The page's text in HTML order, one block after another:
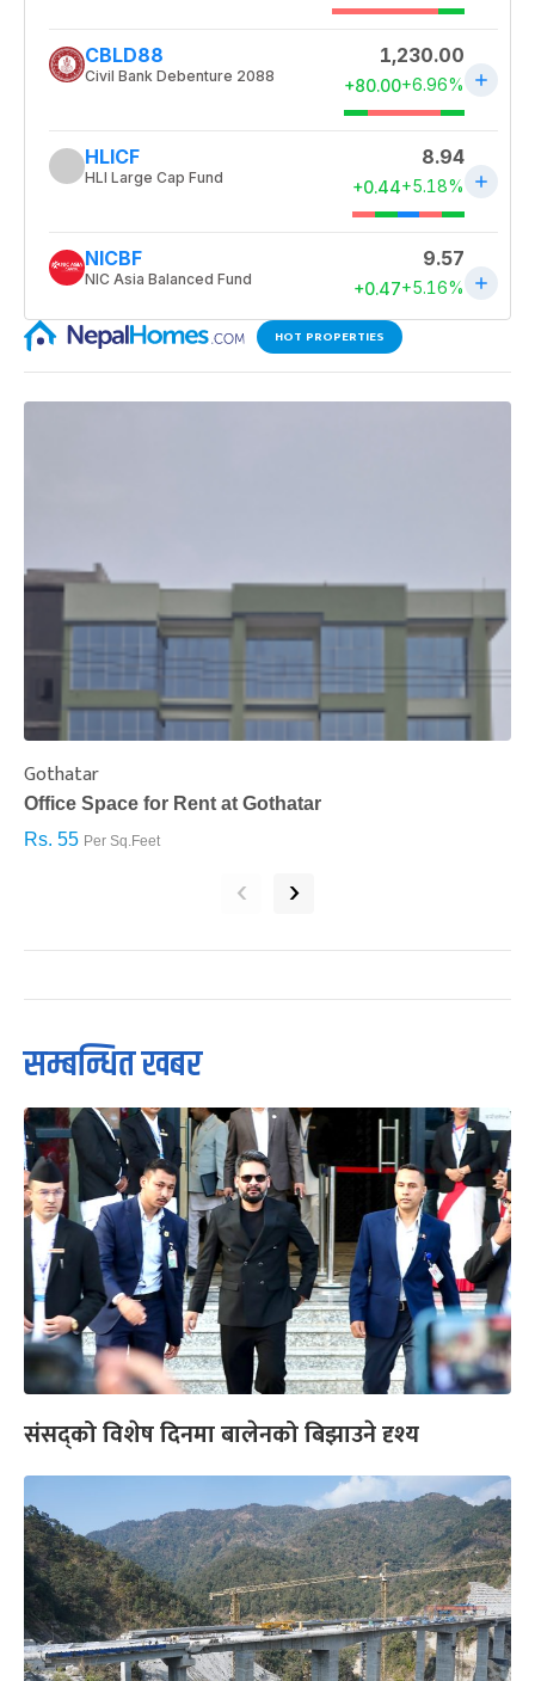
HOT PROPERTIES
Gothatar
Office Space for Rent at Gothatar
Rs. 55 Per Sq.Feet
‹ ›
सम्बन्धित खबर
संसद्को विशेष दिनमा बालेनको बिझाउने दृश्य